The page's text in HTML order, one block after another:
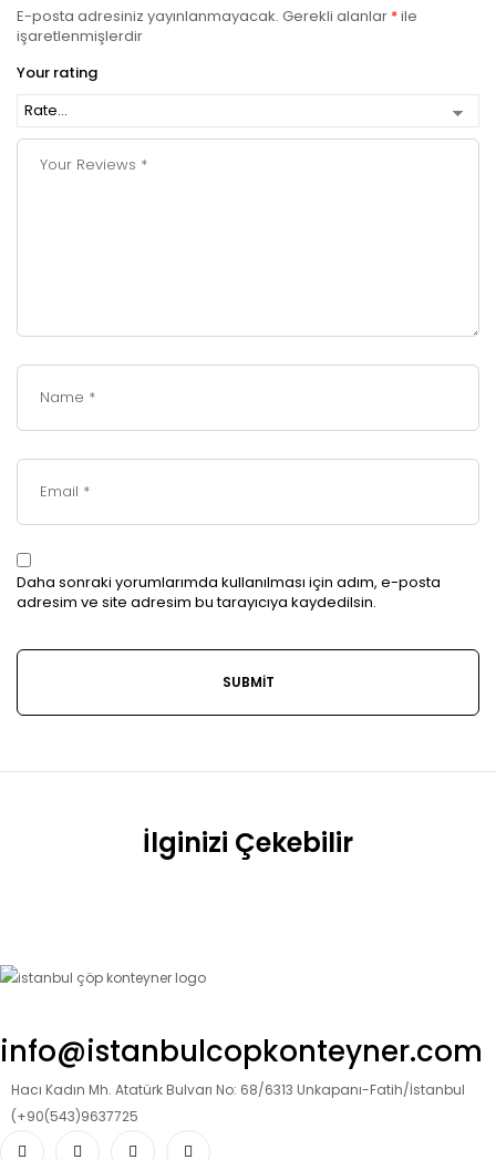
E-posta adresiniz yayınlanmayacak. Gerekli alanlar *ile
işaretlenmişlerdir
Your rating
Daha sonraki yorumlarımda kullanılması için adım, e-posta
adresim ve site adresim bu tarayıcıya kaydedilsin.
İlginizi Çekebilir
info@istanbulcopkonteyner.com
Hacı Kadın Mh. Atatürk Bulvarı No: 68/6313 Unkapanı-Fatih/İstanbul
(+90(543)9637725